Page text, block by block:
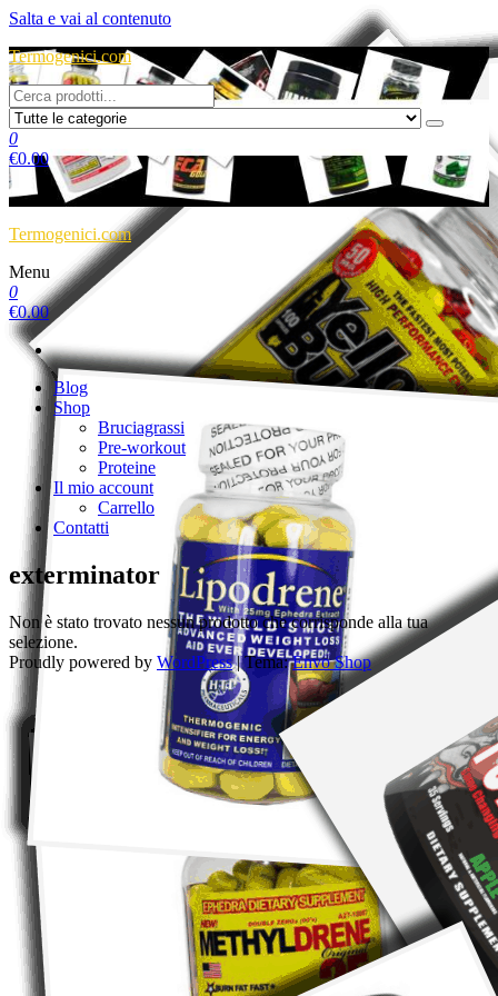
Salta e vai al contenuto
Termogenici.com
0
€0.00
Termogenici.com
Menu
0
€0.00
Blog
Shop
Bruciagrassi
Pre-workout
Proteine
Il mio account
Carrello
Contatti
exterminator
Non è stato trovato nessun prodotto che corrisponde alla tua
selezione.
Proudly powered by WordPress |Tema:Envo Shop